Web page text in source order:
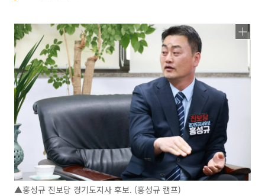
▲홍성규 진보당 경기도지사 후보. (홍성규 캠프)